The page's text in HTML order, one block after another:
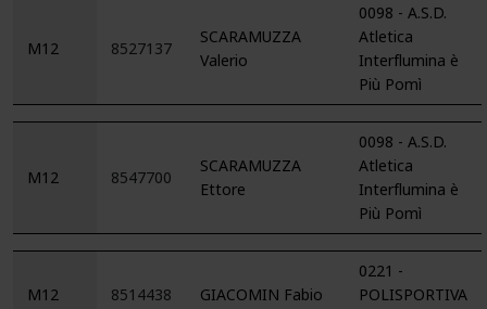
M12 8527137
SCARAMUZZA
Valerio
0098 - A.S.D.
Atletica
Interflumina è
Più Pomì
M12 8547700
SCARAMUZZA
Ettore
0098 - A.S.D.
Atletica
Interflumina è
Più Pomì
M12 8514438 GIACOMIN Fabio
0221 -
POLISPORTIVA